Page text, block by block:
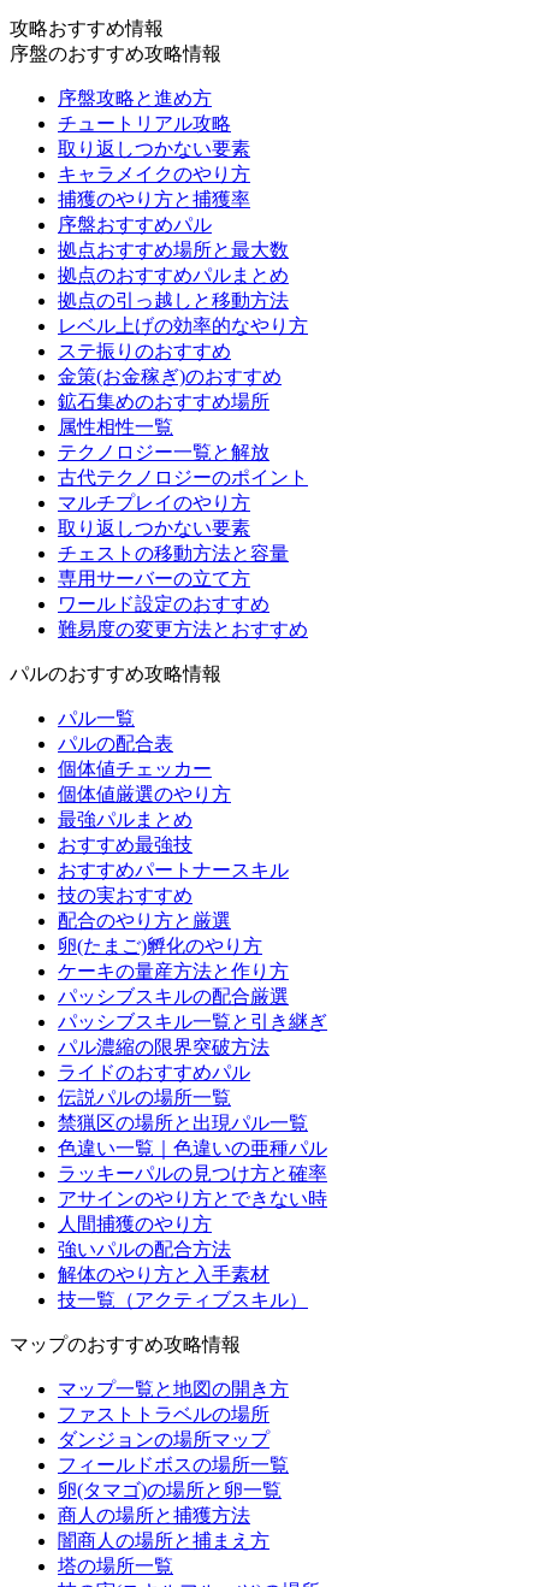
攻略おすすめ情報
序盤のおすすめ攻略情報
序盤攻略と進め方
チュートリアル攻略
取り返しつかない要素
キャラメイクのやり方
捕獲のやり方と捕獲率
序盤おすすめパル
拠点おすすめ場所と最大数
拠点のおすすめパルまとめ
拠点の引っ越しと移動方法
レベル上げの効率的なやり方
ステ振りのおすすめ
金策(お金稼ぎ)のおすすめ
鉱石集めのおすすめ場所
属性相性一覧
テクノロジー一覧と解放
古代テクノロジーのポイント
マルチプレイのやり方
取り返しつかない要素
チェストの移動方法と容量
専用サーバーの立て方
ワールド設定のおすすめ
難易度の変更方法とおすすめ
パルのおすすめ攻略情報
パル一覧
パルの配合表
個体値チェッカー
個体値厳選のやり方
最強パルまとめ
おすすめ最強技
おすすめパートナースキル
技の実おすすめ
配合のやり方と厳選
卵(たまご)孵化のやり方
ケーキの量産方法と作り方
パッシブスキルの配合厳選
パッシブスキル一覧と引き継ぎ
パル濃縮の限界突破方法
ライドのおすすめパル
伝説パルの場所一覧
禁猟区の場所と出現パル一覧
色違い一覧｜色違いの亜種パル
ラッキーパルの見つけ方と確率
アサインのやり方とできない時
人間捕獲のやり方
強いパルの配合方法
解体のやり方と入手素材
技一覧（アクティブスキル）
マップのおすすめ攻略情報
マップ一覧と地図の開き方
ファストトラベルの場所
ダンジョンの場所マップ
フィールドボスの場所一覧
卵(タマゴ)の場所と卵一覧
商人の場所と捕獲方法
闇商人の場所と捕まえ方
塔の場所一覧